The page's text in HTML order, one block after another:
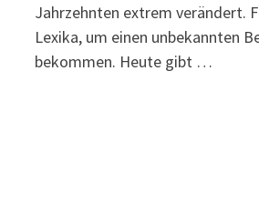
Jahrzehnten extrem verändert.
Lexika, um einen unbekannten
bekommen. Heute gibt …